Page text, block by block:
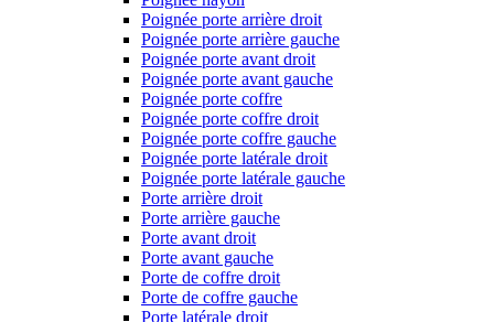
Poignée porte arrière droit
Poignée porte arrière gauche
Poignée porte avant droit
Poignée porte avant gauche
Poignée porte coffre
Poignée porte coffre droit
Poignée porte coffre gauche
Poignée porte latérale droit
Poignée porte latérale gauche
Porte arrière droit
Porte arrière gauche
Porte avant droit
Porte avant gauche
Porte de coffre droit
Porte de coffre gauche
Porte latérale droit